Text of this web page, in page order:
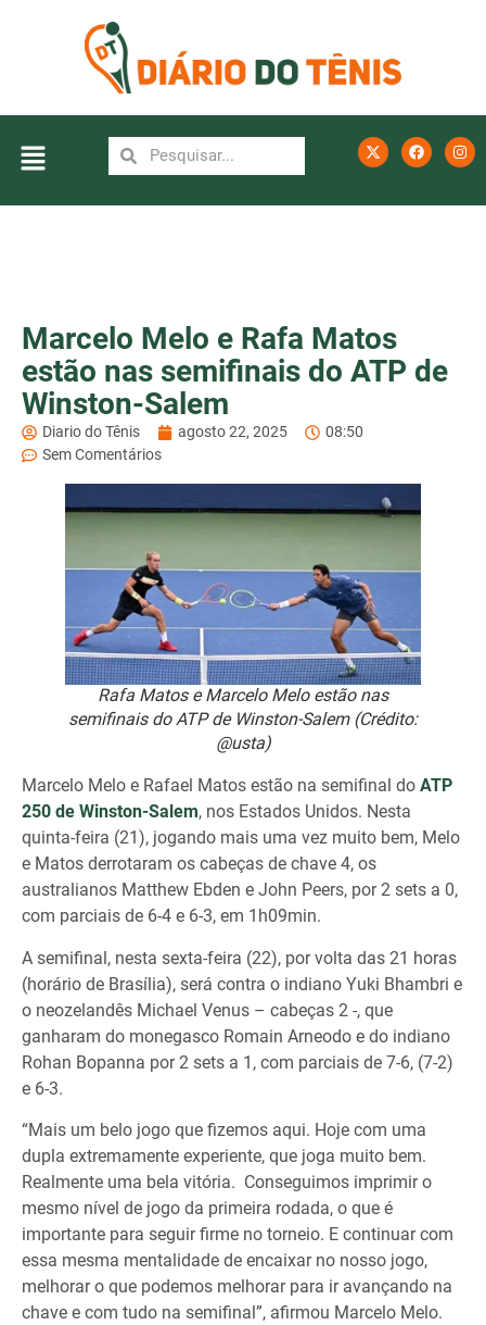
Marcelo Melo e Rafa Matos
estão nas semifinais do ATP de
Winston-Salem
Diario do Tênis agosto 22, 2025
08:50
Sem Comentários
Rafa Matos e Marcelo Melo estão nas
semifinais do ATP de Winston-Salem (Crédito:
@usta)
Marcelo Melo e Rafael Matos estão na semifinal do ATP
250 de Winston-Salem, nos Estados Unidos. Nesta
quinta-feira (21), jogando mais uma vez muito bem, Melo
e Matos derrotaram os cabeças de chave 4, os
australianos Matthew Ebden e John Peers, por 2 sets a 0,
com parciais de 6-4 e 6-3, em 1h09min.
A semifinal, nesta sexta-feira (22), por volta das 21 horas
(horário de Brasília), será contra o indiano Yuki Bhambri e
o neozelandês Michael Venus – cabeças 2 -, que
ganharam do monegasco Romain Arneodo e do indiano
Rohan Bopanna por 2 sets a 1, com parciais de 7-6, (7-2)
e 6-3.
“Mais um belo jogo que fizemos aqui. Hoje com uma
dupla extremamente experiente, que joga muito bem.
Realmente uma bela vitória. Conseguimos imprimir o
mesmo nível de jogo da primeira rodada, o que é
importante para seguir firme no torneio. E continuar com
essa mesma mentalidade de encaixar no nosso jogo,
melhorar o que podemos melhorar para ir avançando na
chave e com tudo na semifinal”, afirmou Marcelo Melo.